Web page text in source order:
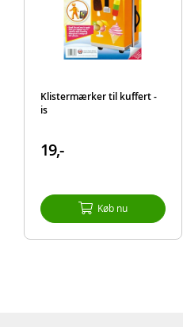
Klistermærker til kuffert -
is
19,-
Køb nu